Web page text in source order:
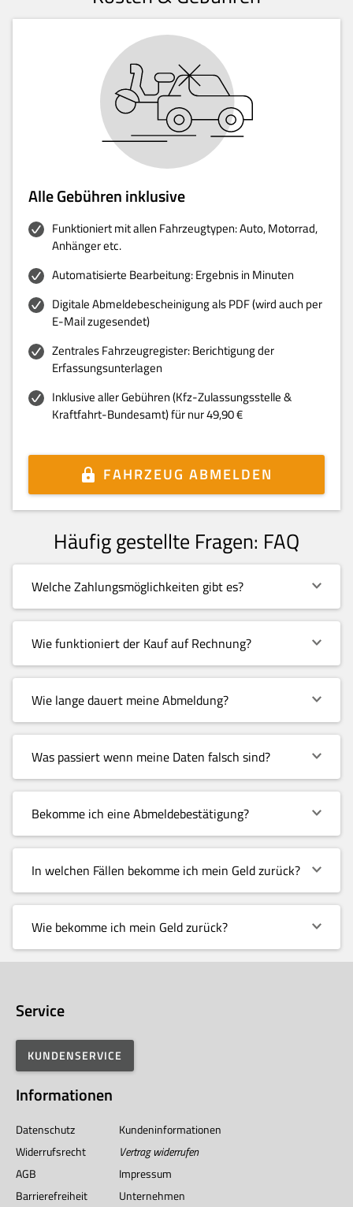
Alle Gebühren inklusive
Funktioniert mit allen Fahrzeugtypen: Auto, Motorrad,
Anhänger etc.
Automatisierte Bearbeitung: Ergebnis in Minuten
Digitale Abmeldebescheinigung als PDF (wird auch per
E-Mail zugesendet)
Zentrales Fahrzeugregister: Berichtigung der
Erfassungsunterlagen
Inklusive aller Gebühren (Kfz-Zulassungsstelle &
Kraftfahrt-Bundesamt) für nur 49,90 €
FAHRZEUG ABMELDEN
Häufig gestellte Fragen: FAQ
Welche Zahlungsmöglichkeiten gibt es?
Wie funktioniert der Kauf auf Rechnung?
Wie lange dauert meine Abmeldung?
Was passiert wenn meine Daten falsch sind?
Bekomme ich eine Abmeldebestätigung?
In welchen Fällen bekomme ich mein Geld zurück?
Wie bekomme ich mein Geld zurück?
Service
KUNDENSERVICE
Informationen
Datenschutz
Kundeninformationen
Widerrufsrecht
Vertrag widerrufen
AGB
Impressum
Barrierefreiheit
Unternehmen